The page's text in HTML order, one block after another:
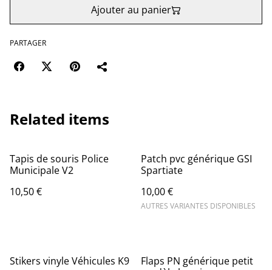
Ajouter au panier
PARTAGER
Related items
Tapis de souris Police
Municipale V2
10,50 €
Patch pvc générique GSI
Spartiate
10,00 €
AUTRES VARIANTES DISPONIBLES
Stikers vinyle Véhicules K9
Flaps PN générique petit